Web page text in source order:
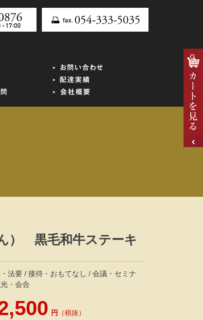
） 黒毛和牛ステーキ
法要 / 接待・おもてなし / 会議・セミナ
・会合
円 （税抜）